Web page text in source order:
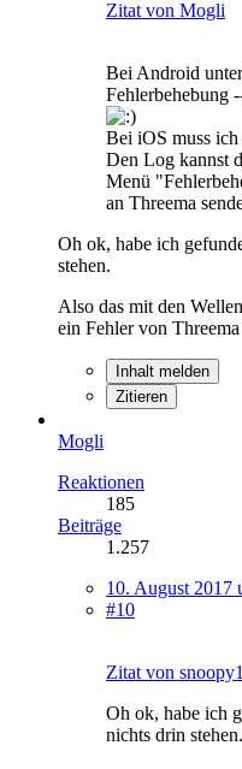
Zitat von Mogli
Bei Android
Fehlerbehebung
Bei iOS muss ich
Den Log kannst
Menü
an Threema
Oh ok, habe ich
stehen.
Also das mit den
ein Fehler von Threema
Inhalt melden
Zitieren
Mogli
Reaktionen
185
Beiträge
1.257
10. August 2017
#10
Zitat von
Oh ok, habe ich
nichts drin stehen.